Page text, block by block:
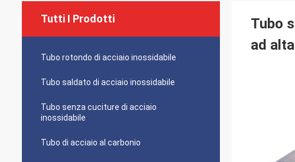
Tutti I Prodotti
Tubo rotondo di acciaio inossidabile
Tubo saldato di acciaio inossidabile
Tubo senza cuciture di acciaio
inossidabile
Tubo di acciaio al carbonio
Tubo
ad